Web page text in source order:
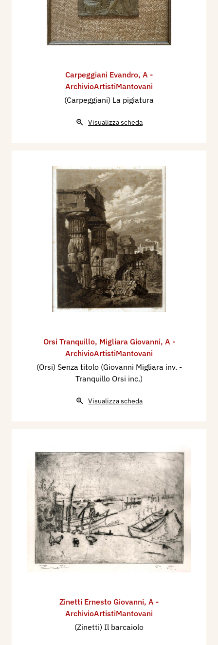
Carpeggiani Evandro, A -
ArchivioArtistiMantovani
(Carpeggiani) La pigiatura
Visualizza scheda
Orsi Tranquillo, Migliara Giovanni, A -
ArchivioArtistiMantovani
(Orsi) Senza titolo (Giovanni Migliara inv. -
Tranquillo Orsi inc.)
Visualizza scheda
Zinetti Ernesto Giovanni, A -
ArchivioArtistiMantovani
(Zinetti) Il barcaiolo